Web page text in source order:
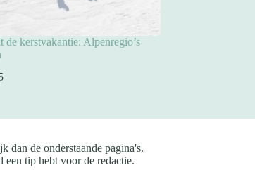
de kerstvakantie: Alpenregio’s
dan de onderstaande pagina's.
tip hebt voor de redactie.